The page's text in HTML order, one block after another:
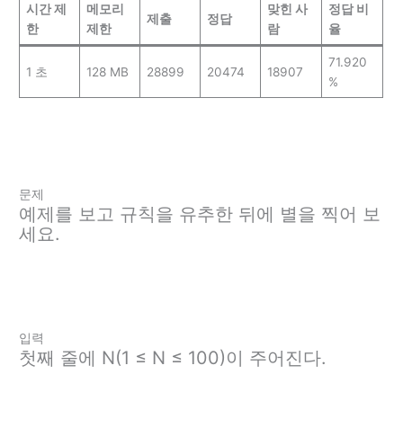
시간 제
한
메모리
제한
제출 정답
맞힌 사
람
정답 비
율
1 초 128 MB 28899 20474 18907
71.920
%
문제
예제를 보고 규칙을 유추한 뒤에 별을 찍어 보
세요.
입력
첫째 줄에 N(1 ≤ N ≤ 100)이 주어진다.